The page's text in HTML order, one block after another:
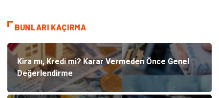
BUNLARI KAÇIRMA
Kira mı, Kredi mi? Karar Vermeden Önce Genel
Değerlendirme